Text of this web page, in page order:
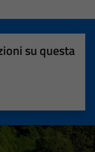
su questa